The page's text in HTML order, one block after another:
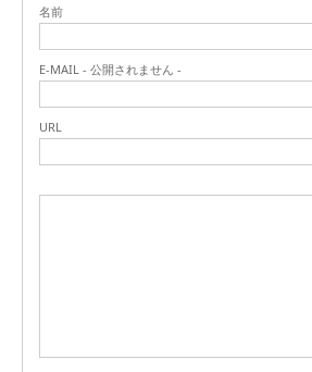
名前
E-MAIL - 公開されません -
URL